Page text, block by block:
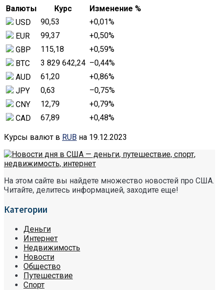
Валюты Курс
Изменение %
USD
90,53 +0,01%
EUR
99,37 +0,50%
GBP
115,18 +0,59%
BTC
3 829 642,24 –0,44%
AUD
61,20 +0,86%
JPY
0,63 –0,75%
CNY
12,79 +0,79%
CAD
67,89 +0,48%
Курсы валют в RUB на 19.12.2023
На этом сайте вы найдете множество новостей про США.
Читайте, делитесь информацией, заходите еще!
Категории
Деньги
Интернет
Недвижимость
Новости
Общество
Путешествие
Спорт